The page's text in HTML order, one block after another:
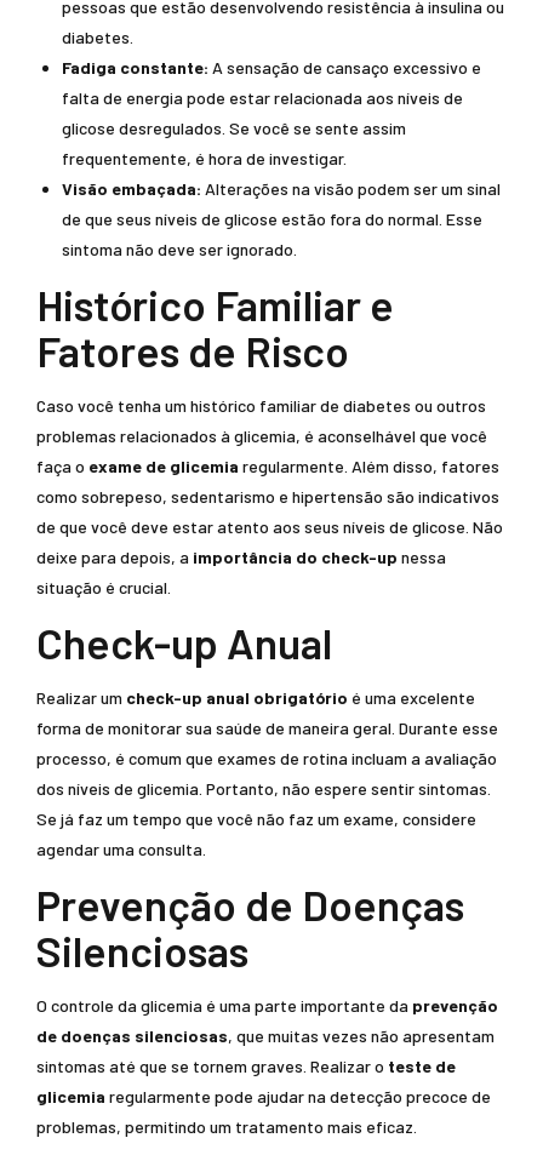
pessoas que estão desenvolvendo resistência à insulina ou
diabetes.
Fadiga constante: A sensação de cansaço excessivo e
falta de energia pode estar relacionada aos níveis de
glicose desregulados. Se você se sente assim
frequentemente, é hora de investigar.
Visão embaçada: Alterações na visão podem ser um sinal
de que seus níveis de glicose estão fora do normal. Esse
sintoma não deve ser ignorado.
Histórico Familiar e
Fatores de Risco
Caso você tenha um histórico familiar de diabetes ou outros
problemas relacionados à glicemia, é aconselhável que você
faça o exame de glicemia regularmente. Além disso, fatores
como sobrepeso, sedentarismo e hipertensão são indicativos
de que você deve estar atento aos seus níveis de glicose. Não
deixe para depois, a importância do check-up nessa
situação é crucial.
Check-up Anual
Realizar um check-up anual obrigatório é uma excelente
forma de monitorar sua saúde de maneira geral. Durante esse
processo, é comum que exames de rotina incluam a avaliação
dos níveis de glicemia. Portanto, não espere sentir sintomas.
Se já faz um tempo que você não faz um exame, considere
agendar uma consulta.
Prevenção de Doenças
Silenciosas
O controle da glicemia é uma parte importante da prevenção
de doenças silenciosas, que muitas vezes não apresentam
sintomas até que se tornem graves. Realizar o teste de
glicemia regularmente pode ajudar na detecção precoce de
problemas, permitindo um tratamento mais eficaz.